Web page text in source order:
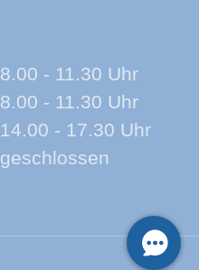
8.00 - 11.30 Uhr
8.00 - 11.30 Uhr
14.00 - 17.30 Uhr
geschlossen